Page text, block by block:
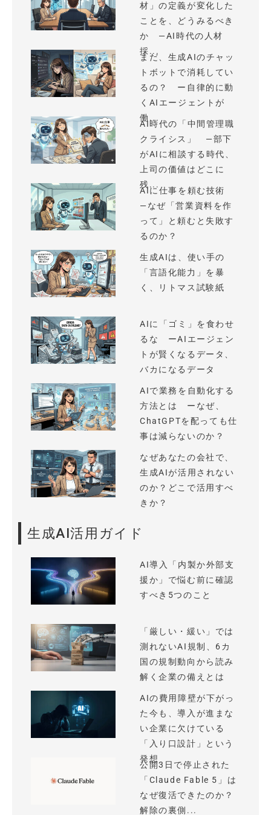
材」の定義が変化した
ことを、どうみるべき
か —AI時代の人材
採...
まだ、生成AIのチャッ
トボットで消耗してい
るの？ ー自律的に動
くAIエージェントが
働...
AI時代の「中間管理職
クライシス」 —部下
がAIに相談する時代、
上司の価値はどこに
残...
AIに仕事を頼む技術
—なぜ「営業資料を作
って」と頼むと失敗す
るのか？
生成AIは、使い手の
「言語化能力」を暴
く、リトマス試験紙
AIに「ゴミ」を食わせ
るな ーAIエージェン
トが賢くなるデータ、
バカになるデータ
AIで業務を自動化する
方法とは ーなぜ、
ChatGPTを配っても仕
事は減らないのか？
なぜあなたの会社で、
生成AIが活用されない
のか？どこで活用すべ
きか？
生成AI活用ガイド
AI導入「内製か外部支
援か」で悩む前に確認
すべき5つのこと
「厳しい・緩い」では
測れないAI規制、6カ
国の規制動向から読み
解く企業の備えとは
AIの費用障壁が下がっ
た今も、導入が進まな
い企業に欠けている
「入り口設計」という
発想
公開3日で停止された
「Claude Fable 5」は
なぜ復活できたのか？
解除の裏側...